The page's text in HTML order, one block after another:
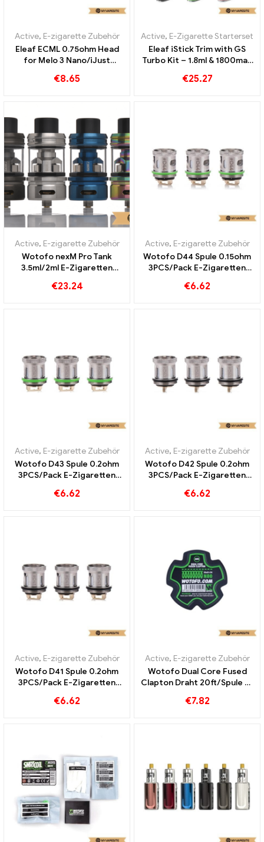
Active, E-zigarette Zubehör
Eleaf ECML 0.75ohm Head
for Melo 3 Nano/iJust
mini/Melo 3/Melo 2/Melo
€8.65
Active, E-Zigarette Starterset
Eleaf iStick Trim with GS
Turbo Kit – 1.8ml & 1800mah
Custom
€25.27
Active, E-zigarette Zubehör
Wotofo nexM Pro Tank
3.5ml/2ml E-Zigaretten
€23.24
Active, E-zigarette Zubehör
Wotofo D44 Spule 0.15ohm
3PCS/Pack E-Zigaretten
€6.62
Active, E-zigarette Zubehör
Wotofo D43 Spule 0.2ohm
3PCS/Pack E-Zigaretten
€6.62
Active, E-zigarette Zubehör
Wotofo D42 Spule 0.2ohm
3PCS/Pack E-Zigaretten
€6.62
Active, E-zigarette Zubehör
Wotofo D41 Spule 0.2ohm
3PCS/Pack E-Zigaretten
€6.62
Active, E-zigarette Zubehör
Wotofo Dual Core Fused
Clapton Draht 20ft/Spule E-
Custom
€7.82